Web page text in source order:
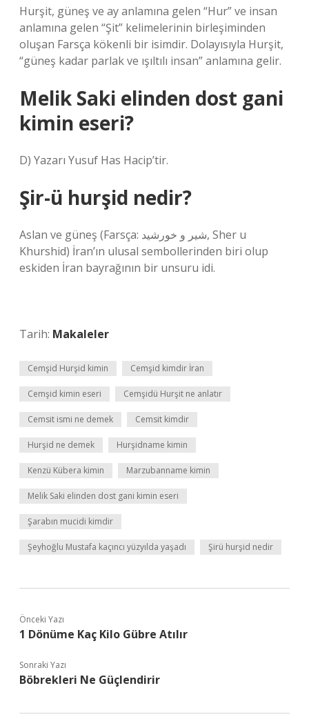
Hurşit, güneş ve ay anlamına gelen “Hur” ve insan
anlamına gelen “Şit” kelimelerinin birleşiminden
oluşan Farsça kökenli bir isimdir. Dolayısıyla Hurşit,
“güneş kadar parlak ve ışıltılı insan” anlamına gelir.
Melik Saki elinden dost gani
kimin eseri?
D) Yazarı Yusuf Has Hacip’tir.
Şir-ü hurşid nedir?
Aslan ve güneş (Farsça: شیر و خورشید, Sher u
Khurshid) İran’ın ulusal sembollerinden biri olup
eskiden İran bayrağının bir unsuru idi.
Tarih: Makaleler
Cemşid Hurşid kimin Cemşid kimdir İran
Cemşid kimin eseri Cemşidü Hurşit ne anlatır
Cemsit ismi ne demek Cemsit kimdir
Hurşid ne demek Hurşidname kimin
Kenzü Kübera kimin Marzubanname kimin
Melik Saki elinden dost gani kimin eseri
Şarabın mucidi kimdir
Şeyhoğlu Mustafa kaçıncı yüzyılda yaşadı Şirü hurşid nedir
Önceki Yazı
1 Dönüme Kaç Kilo Gübre Atılır
Sonraki Yazı
Böbrekleri Ne Güçlendirir